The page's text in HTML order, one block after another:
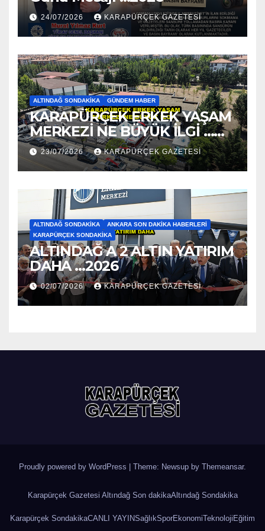
24/07/2026 KARAPÜRÇEK GAZETESİ
ALTINDAĞ SONDAKIKA GÜNDEM HABER
KARAPÜRÇEK ERKEK YAŞAM
MERKEZİ NE BÜYÜK İLGİ …
2026
23/07/2026 KARAPÜRÇEK GAZETESİ
ALTINDAĞ SONDAKIKA
ANKARA SON DAKIKA HABERLERI
KARAPÜRÇEK SONDAKIKA
ALTINDAĞ A 2 ALTIN YATIRIM
DAHA …2026
02/07/2026 KARAPÜRÇEK GAZETESİ
Proudly powered by WordPress Theme: Newsup by Themeansar.
Karapürçek Gazetesi Altındağ Son dakikaAltındağ Sondakika
Karapürçek SondakikaCANLI YAYINSağlıkSporEkonomiTeknoloji Eğitim